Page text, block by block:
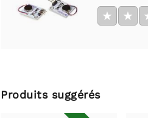
★ ★
Produits suggérés